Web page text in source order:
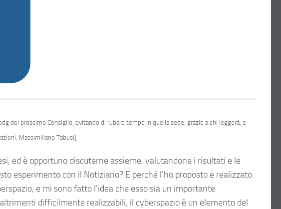
del prossimo Consiglio, evitando di rubare tempo in quella sede; grazie a chi leggerà, e
Massimiliano Tabusi]
ed è opportuno discuterne assieme, valutandone i risultati e le
esperimento con il Notiziario? E perché l’ho proposto e realizzato
e mi sono fatto l’idea che esso sia un importante
difficilmente realizzabili; il cyberspazio è un elemento del